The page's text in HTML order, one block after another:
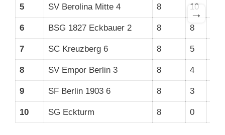
5 SV Berolina Mitte 4 8 10
6 BSG 1827 Eckbauer 2 8 8
7 SC Kreuzberg 6 8 5
8 SV Empor Berlin 3 8 4
9 SF Berlin 1903 6 8 3
10 SG Eckturm 8 0
→